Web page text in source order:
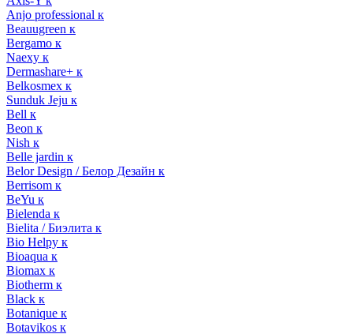
Anjo professional к
Beauugreen к
Bergamo к
Naexy к
Dermashare+ к
Belkosmex к
Sunduk Jeju к
Bell к
Beon к
Nish к
Belle jardin к
Belor Design / Белор Дезайн к
Berrisom к
BeYu к
Bielenda к
Bielita / Биэлита к
Bio Helpy к
Bioaqua к
Biomax к
Biotherm к
Black к
Botanique к
Botavikos к